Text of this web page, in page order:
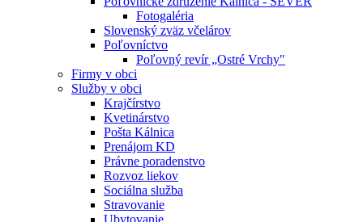
Fotogaléria
Slovenský zväz včelárov
Poľovníctvo
Poľovný revír „Ostré Vrchy"
Firmy v obci
Služby v obci
Krajčírstvo
Kvetinárstvo
Pošta Kálnica
Prenájom KD
Právne poradenstvo
Rozvoz liekov
Sociálna služba
Stravovanie
Ubytovanie